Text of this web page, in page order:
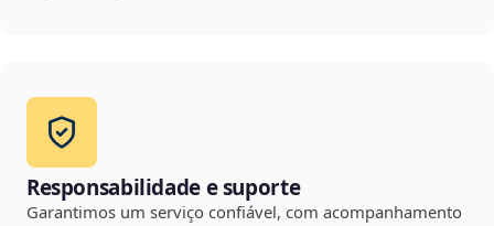
Responsabilidade e suporte
Garantimos um serviço confiável, com acompanhamento